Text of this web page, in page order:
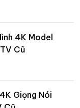
4K Model
Cũ
Giọng Nói